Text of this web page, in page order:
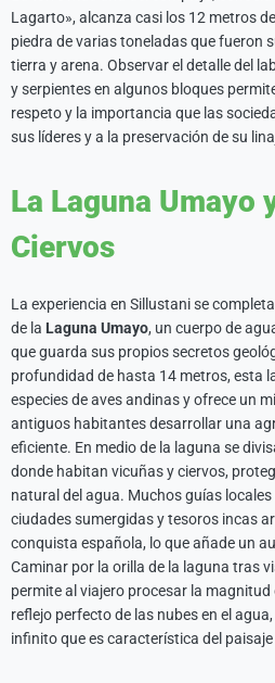
Lagarto», alcanza casi los 12 metros
piedra de varias toneladas que fueron
tierra y arena. Observar el detalle del
y serpientes en algunos bloques
respeto y la importancia que las
sus líderes y a la preservación de su
La Laguna Umayo
Ciervos
La experiencia en Sillustani se
de la Laguna Umayo, un cuerpo de
que guarda sus propios secretos
profundidad de hasta 14 metros, esta
especies de aves andinas y ofrece un
antiguos habitantes desarrollar una
eficiente. En medio de la laguna se
donde habitan vicuñas y ciervos,
natural del agua. Muchos guías
ciudades sumergidas y tesoros incas
conquista española, lo que añade un
Caminar por la orilla de la laguna tras
permite al viajero procesar la magnitud
reflejo perfecto de las nubes en el
infinito que es característica del